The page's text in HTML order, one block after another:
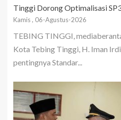
Tinggi Dorong Optimalisasi
Kamis , 06-Agustus-2026
TEBING TINGGI,
Kota Tebing Tinggi, H. Iman
pentingnya Standar...